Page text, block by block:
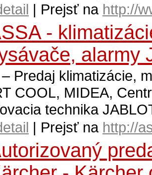
| Prejsť na http://
-
alarmy
Predaj klimatizácie,
COOL, MIDEA,
technika
| Prejsť na http://